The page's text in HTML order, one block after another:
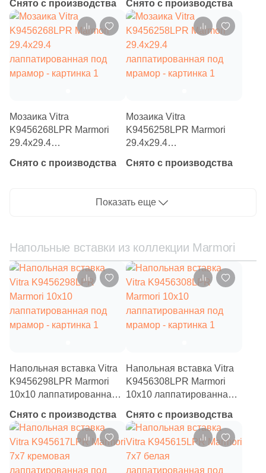
Размер, см
35.5x29 (6)
15x15 (8)
20x30 (
20x60 (4)
25x25 ( 10)
2549
50x50 (2)
60x120 (1)
60x60 (14)
80x80 (1 )
2.5x2.5 (2)
3х5 ( 32)
5х25 (2 )
6x5,2 (3)
7.2x7.2 (
мрамор
Снято с производства
мрамор
Снято с производства
Мозаика Vitra
K9456268LPR Marmori
29.4x29.4
мрамор
Снято с производства
Мозаика Vitra
K9456258LPR Marmori
29.4x29.4
мрамор
Снято с производства
Показать еще
Напольные вставки из коллекции Marmori
Напольная вставка Vitra
K9456298LPR Marmori
10x10 лаппатированная
Снято с производства
Напольная вставка Vitra
K9456308LPR Marmori
10x10 лаппатированная
Снято с производства